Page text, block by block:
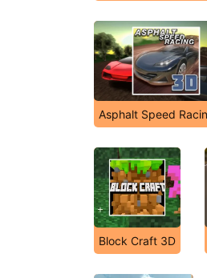
Asphalt Speed
Block Craft 3D